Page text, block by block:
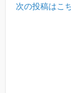
次の投稿はこ